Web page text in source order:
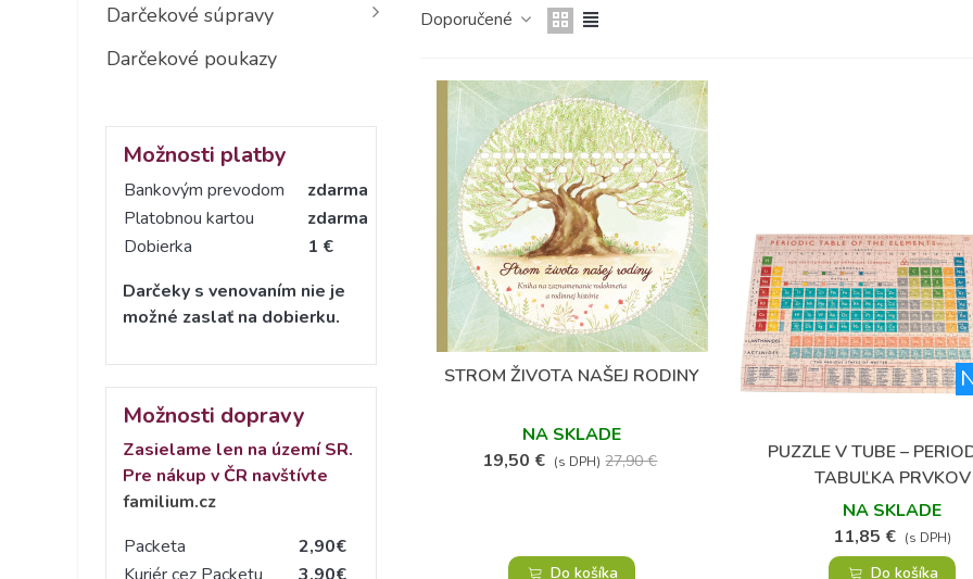
Darčekové súpravy
Darčekové poukazy
Možnosti platby
Bankovým prevodom
zdarma
Platobnou kartou
zdarma
Dobierka
1 €
Darčeky s venovaním nie je
možné zaslať na dobierku.
Možnosti dopravy
Zasielame len na území SR.
Pre nákup v ČR navštívte
familium.cz
Packeta
2,90€
Doporučené
Obľúbené
STROM ŽIVOTA NAŠEJ RODINY
NA SKLADE
19,50 € (s DPH) 27,90 €
(38)
Do košíka
Obľúbené
PUZZLE V TUBE –
TABUĽKA PRVKOV
NA SKLADE
11,85 € (s DPH)
Do košíka